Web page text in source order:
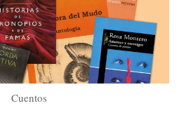
Cuentos